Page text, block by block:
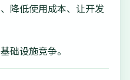
降低使用成本、让开发
础设施竞争。